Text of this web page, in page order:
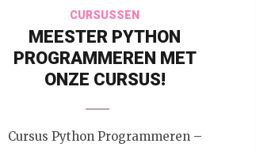
CURSUSSEN
MEESTER PYTHON
PROGRAMMEREN MET
ONZE CURSUS!
Cursus Python Programmeren –